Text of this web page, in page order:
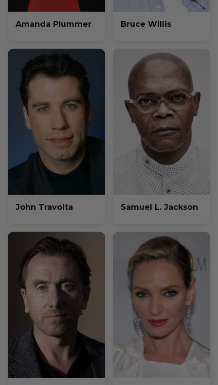
Amanda Plummer Bruce Willis
John Travolta Samuel L. Jackson